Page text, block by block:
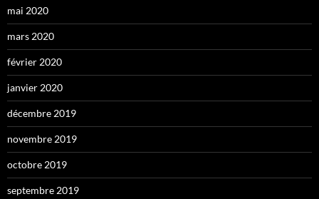
mai 2020
mars 2020
février 2020
janvier 2020
décembre 2019
novembre 2019
octobre 2019
septembre 2019